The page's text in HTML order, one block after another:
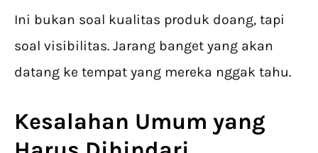
Ini bukan soal kualitas produk doang, tapi
soal visibilitas. Jarang banget yang akan
datang ke tempat yang mereka nggak tahu.
Kesalahan Umum yang